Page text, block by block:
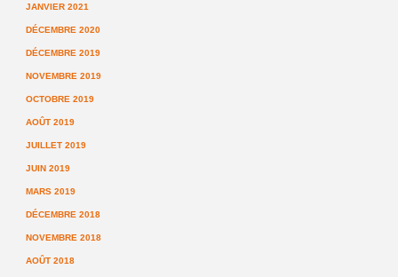
JANVIER 2021
DÉCEMBRE 2020
DÉCEMBRE 2019
NOVEMBRE 2019
OCTOBRE 2019
AOÛT 2019
JUILLET 2019
JUIN 2019
MARS 2019
DÉCEMBRE 2018
NOVEMBRE 2018
AOÛT 2018